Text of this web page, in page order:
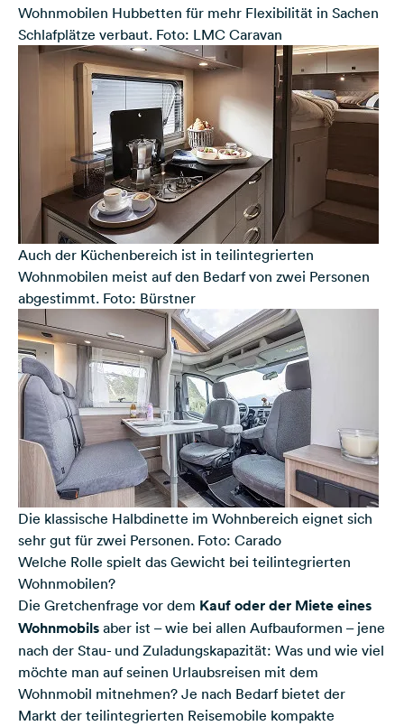
Wohnmobilen Hubbetten für mehr Flexibilität in Sachen
Schlafplätze verbaut. Foto: LMC Caravan
Auch der Küchenbereich ist in teilintegrierten
Wohnmobilen meist auf den Bedarf von zwei Personen
abgestimmt. Foto: Bürstner
Die klassische Halbdinette im Wohnbereich eignet sich
sehr gut für zwei Personen. Foto: Carado
Welche Rolle spielt das Gewicht bei teilintegrierten
Wohnmobilen?
Die Gretchenfrage vor dem Kauf oder der Miete eines
Wohnmobils aber ist – wie bei allen Aufbauformen – jene
nach der Stau- und Zuladungskapazität: Was und wie viel
möchte man auf seinen Urlaubsreisen mit dem
Wohnmobil mitnehmen? Je nach Bedarf bietet der
Markt der teilintegrierten Reisemobile kompakte